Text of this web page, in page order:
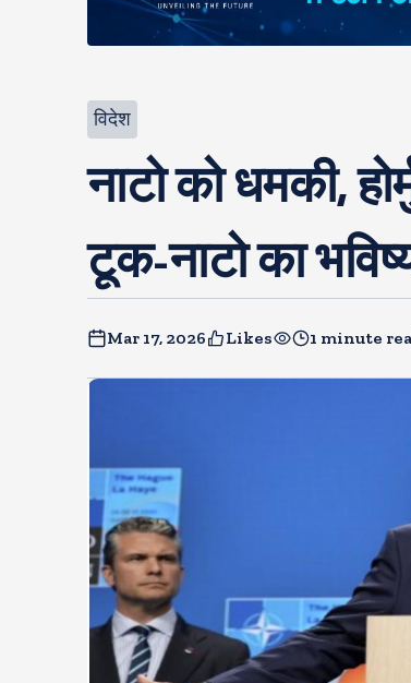
विदेश
नाटो को धमकी,
टूक-नाटो का
Mar 17, 2026 Likes 1 minute